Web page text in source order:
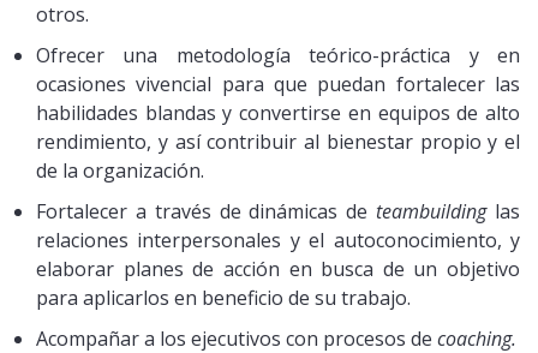
otros.
Ofrecer una metodología teórico-práctica y en
ocasiones vivencial para que puedan fortalecer las
habilidades blandas y convertirse en equipos de alto
rendimiento, y así contribuir al bienestar propio y el
de la organización.
Fortalecer a través de dinámicas de teambuildinglas
relaciones interpersonales y el autoconocimiento, y
elaborar planes de acción en busca de un objetivo
para aplicarlos en beneficio de su trabajo.
Acompañar a los ejecutivos con procesos de coaching.